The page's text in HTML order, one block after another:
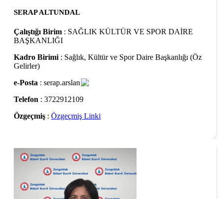
SERAP ALTUNDAL
Çalıştığı Birim : SAĞLIK KÜLTÜR VE SPOR DAİRE
BAŞKANLIĞI
Kadro Birimi : Sağlık, Kültür ve Spor Daire Başkanlığı (Öz
Gelirler)
e-Posta : serap.arslan
Telefon : 3722912109
Özgeçmiş : Özgeçmiş Linki